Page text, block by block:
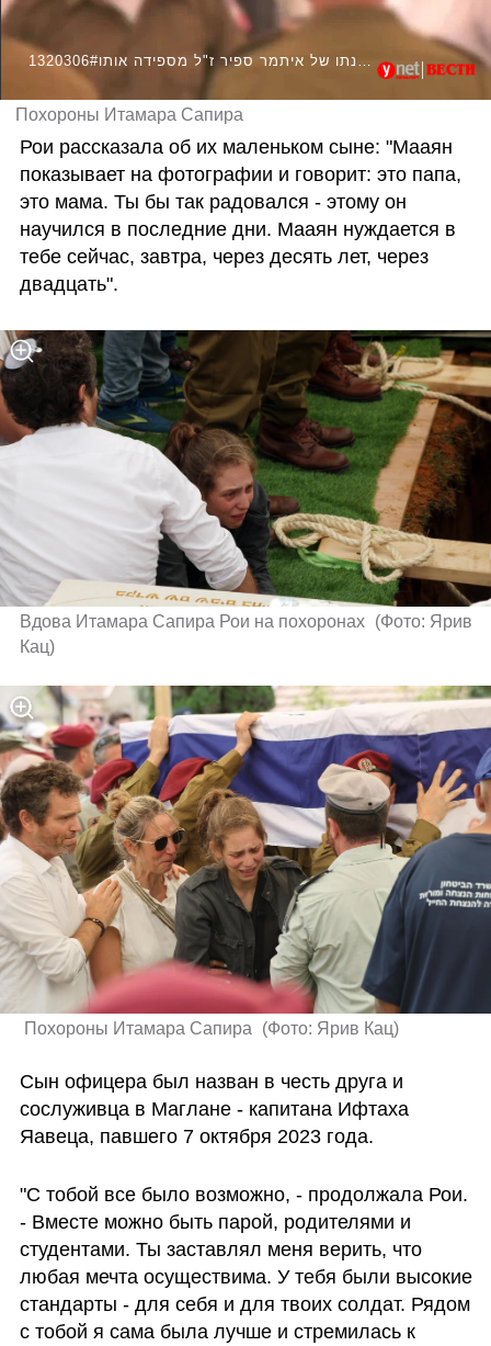
1320306#אלמנתו של איתמר ספיר ז"ל מספידה אותו
Похороны Итамара Сапира
Рои рассказала об их маленьком сыне: "Мааян
показывает на фотографии и говорит: это папа,
это мама. Ты бы так радовался - этому он
научился в последние дни. Мааян нуждается в
тебе сейчас, завтра, через десять лет, через
двадцать".
Вдова Итамара Сапира Рои на похоронах (Фото: Ярив
Кац)
Похороны Итамара Сапира (Фото: Ярив Кац)
Сын офицера был назван в честь друга и
сослуживца в Маглане - капитана Ифтаха
Яавеца, павшего 7 октября 2023 года.
"С тобой все было возможно, - продолжала Рои.
- Вместе можно быть парой, родителями и
студентами. Ты заставлял меня верить, что
любая мечта осуществима. У тебя были высокие
стандарты - для себя и для твоих солдат. Рядом
с тобой я сама была лучше и стремилась к